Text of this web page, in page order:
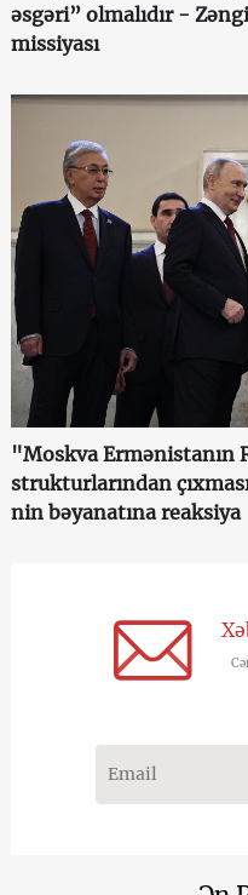
əsgəri” olmalıdır -
missiyası
"Moskva Ermənistanın
strukturlarından
nin bəyanatına reaksiya